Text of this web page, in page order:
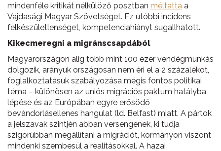
mindenféle kritikát nélkülöző posztban méltatta a
Vajdasági Magyar Szövetséget. Ez utóbbi incidens
felkészületlenséget, kompetenciahiányt sugallhatott.
Kikecmeregni a migránscsapdából
Magyarországon alig több mint 100 ezer vendégmunkás
dolgozik, arányuk országosan nem éri el a 2 százalékot,
foglalkoztatásuk szabályozása mégis fontos politikai
téma – különösen az uniós migrációs paktum hatályba
lépése és az Európában egyre erősödő
bevándorlásellenes hangulat (ld. Belfast) miatt. A pártok
a jelszavak szintjén abban versengenek, ki tudja
szigorúbban megállítani a migrációt, kormányon viszont
mindenki szembesül a realitásokkal. A hazai